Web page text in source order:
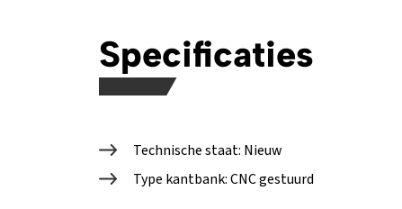
Specificaties
Technische staat: Nieuw
Type kantbank: CNC gestuurd